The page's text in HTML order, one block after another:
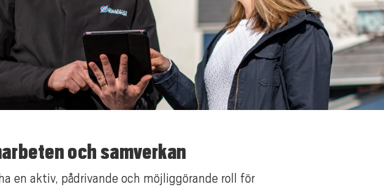
och samverkan
en aktiv, pådrivande och möjliggörande roll för